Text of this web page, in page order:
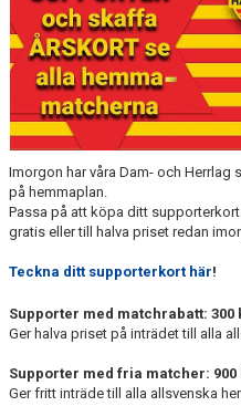
LÄNNA SPORT - TYRESÖ CUP
Imorgon har våra Dam- och
på hemmaplan.
Passa på att köpa ditt
gratis eller till halva priset redan
Teckna ditt supporterkort här!
Supporter med matchrabatt: 300
Ger halva priset på inträdet till alla
Supporter med fria matcher: 900
Ger fritt inträde till alla allsvenska